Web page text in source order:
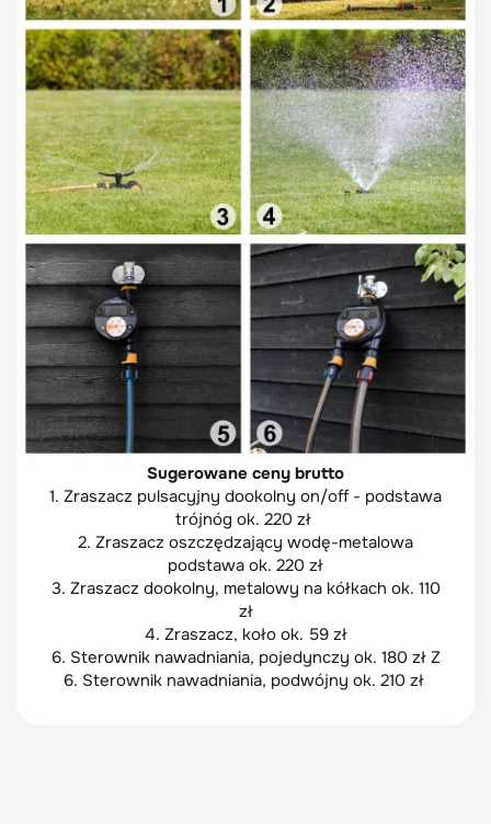
Sugerowane ceny brutto
1. Zraszacz pulsacyjny dookolny on/off - podstawa
trójnóg ok. 220 zł
2. Zraszacz oszczędzający wodę-metalowa
podstawa ok. 220 zł
3. Zraszacz dookolny, metalowy na kółkach ok. 110
zł
4. Zraszacz, koło ok. 59 zł
6. Sterownik nawadniania, pojedynczy ok. 180 zł Z
6. Sterownik nawadniania, podwójny ok. 210 zł